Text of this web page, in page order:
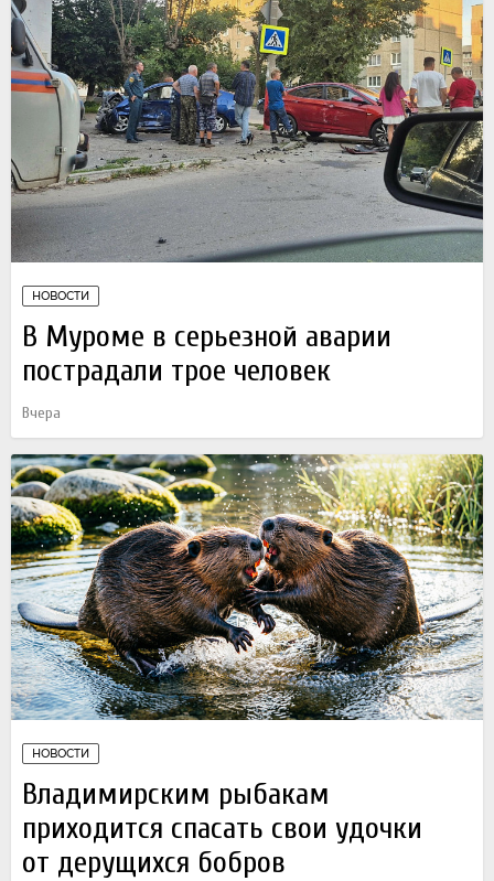
НОВОСТИ
В Муроме в серьезной аварии
пострадали трое человек
Вчера
НОВОСТИ
Владимирским рыбакам
приходится спасать свои удочки
от дерущихся бобров